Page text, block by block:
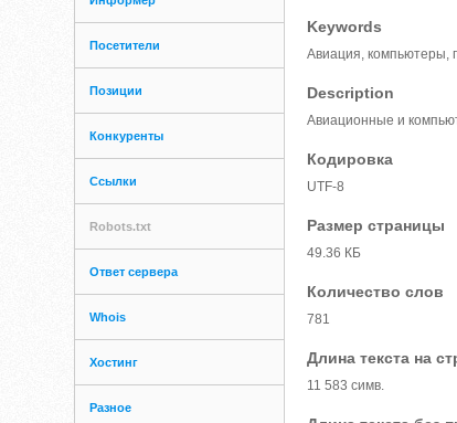
Посетители
Позиции
Конкуренты
Ссылки
Robots.txt
Ответ сервера
Whois
Хостинг
Разное
Keywords
Авиация, компьютеры,
Description
Авиационные и
Кодировка
UTF-8
Размер страницы
49.36 КБ
Количество слов
781
Длина текста на
11 583 симв.